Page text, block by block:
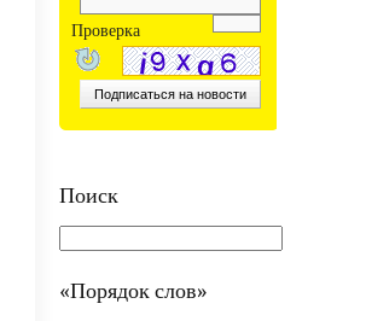
Проверка
Поиск
«Порядок слов»